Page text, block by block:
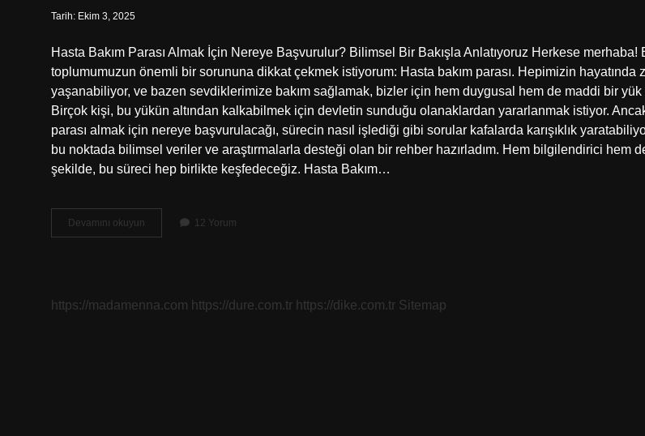
Tarih: Ekim 3, 2025
Hasta Bakım Parası Almak İçin Nereye Başvurulur? Bilimsel Bir Bakışla Anlatıyoruz Herkese merhaba!
toplumumuzun önemli bir sorununa dikkat çekmek istiyorum: Hasta bakım parası. Hepimizin hayatında
yaşanabiliyor, ve bazen sevdiklerimize bakım sağlamak, bizler için hem duygusal hem de maddi bir yük
Birçok kişi, bu yükün altından kalkabilmek için devletin sunduğu olanaklardan yararlanmak istiyor.
parası almak için nereye başvurulacağı, sürecin nasıl işlediği gibi sorular kafalarda karışıklık
bu noktada bilimsel veriler ve araştırmalarla desteği olan bir rehber hazırladım. Hem bilgilendirici hem
şekilde, bu süreci hep birlikte keşfedeceğiz. Hasta Bakım…
Devamını okuyun
bakım
başvurulur
12 Yorum
https://madamenna.com https://dure.com.tr https://dike.com.tr Sitemap